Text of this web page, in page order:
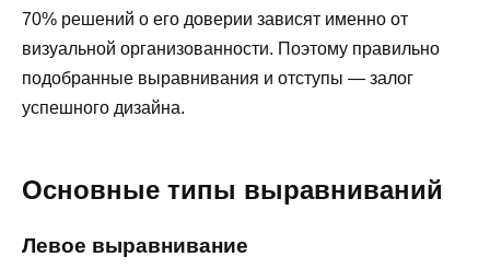
70% решений о его доверии зависят именно от
визуальной организованности. Поэтому правильно
подобранные выравнивания и отступы — залог
успешного дизайна.
Основные типы выравниваний
Левое выравнивание